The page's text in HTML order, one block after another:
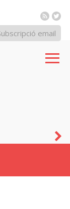
RSS
email